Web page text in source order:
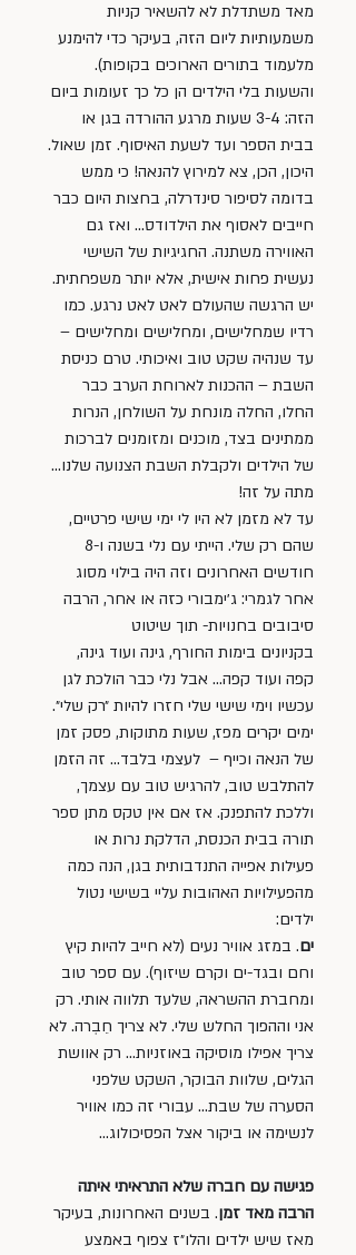
מאד משתדלת לא להשאיר קניות
משמעותיות ליום הזה, בעיקר כדי להימנע
מלעמוד בתורים הארוכים בקופות).
והשעות בלי הילדים הן כל כך זעומות ביום
הזה: 3-4 שעות מרגע ההורדה בגן או
בבית הספר ועד לשעת האיסוף. זמן שאול.
היכון, הכן, צא למירוץ להנאה! כי ממש
בדומה לסיפור סינדרלה, בחצות היום כבר
חייבים לאסוף את הילדודס… ואז גם
האווירה משתנה. החגיגיות של השישי
נעשית פחות אישית, אלא יותר משפחתית.
יש הרגשה שהעולם לאט לאט נרגע. כמו
רדיו שמחלישים, ומחלישים ומחלישים –
עד שנהיה שקט טוב ואיכותי. טרם כניסת
השבת – ההכנות לארוחת הערב כבר
החלו, החלה מונחת על השולחן, הנרות
ממתינים בצד, מוכנים ומזומנים לברכות
של הילדים ולקבלת השבת הצנועה שלנו…
מתה על זה!
עד לא מזמן לא היו לי ימי שישי פרטיים,
חודשים האחרונים וזה היה בילוי מסוג
אחר לגמרי: ג׳ימבורי כזה או אחר, הרבה
סיבובים בחנויות- תוך שיטוט
בקניונים בימות החורף, גינה ועוד גינה,
קפה ועוד קפה… אבל נלי כבר הולכת לגן
עכשיו וימי שישי שלי חזרו להיות ״רק שלי״.
ימים יקרים מפז, שעות מתוקות, פסק זמן
של הנאה וכייף –  לעצמי בלבד… זה הזמן
להתלבש טוב, להרגיש טוב עם עצמך,
וללכת להתפנק. אז אם אין טקס מתן ספר
תורה בבית הכנסת, הדלקת נרות או
פעילות אפייה התנדבותית בגן, הנה כמה
מהפעילויות האהובות עליי בשישי נטול
ילדים:
ים. במזג אוויר נעים (לא חייב להיות קיץ
וחם ובגד-ים וקרם שיזוף). עם ספר טוב
ומחברת ההשראה, שלעד תלווה אותי. רק
אני וההפוך החלש שלי. לא צריך חֵבְרה. לא
צריך אפילו מוסיקה באוזניות… רק אוושת
הגלים, שלוות הבוקר, השקט שלפני
הסערה של שבת… עבורי זה כמו אוויר
לנשימה או ביקור אצל הפסיכולוג…
פגישה עם חברה שלא התראיתי איתה
הרבה מאד זמן. בשנים האחרונות, בעיקר
מאז שיש ילדים והלו״ז צפוף באמצע